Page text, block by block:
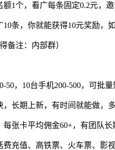
1个，看广每条固定0.2元，
条，你就能获得10元奖励，
备注：内部群）
，10台手机200-500，可批
长期上新，有时间就能做，
张卡平均佣金60+，有团队长
充值、高铁票、火车票、影